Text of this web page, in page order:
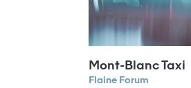
Mont-Blanc Taxi
Flaine Forum